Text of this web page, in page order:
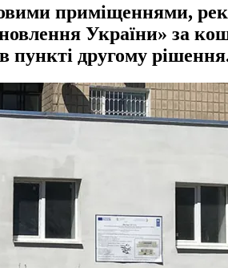
приміщеннями,
України» за
пункті другому